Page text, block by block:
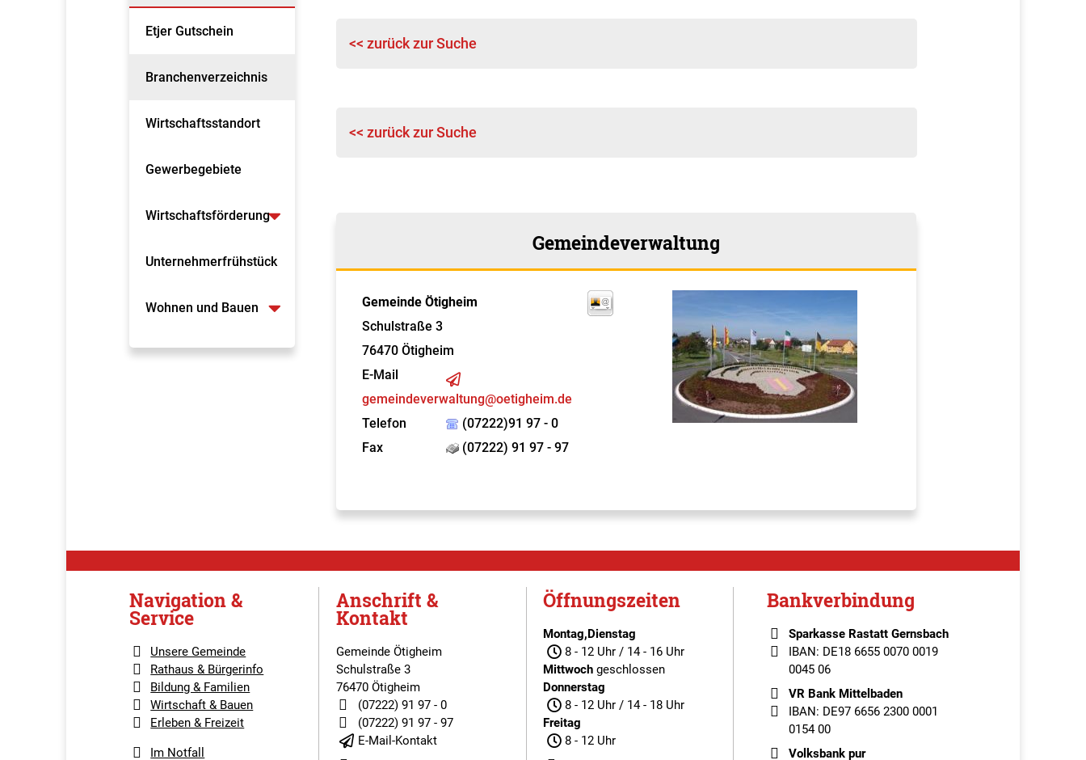
Etjer Gutschein
Branchenverzeichnis
Wirtschaftsstandort
Gewerbegebiete
Wirtschaftsförderung
Unternehmerfrühstück
Wohnen und Bauen
<< zurück zur Suche
<< zurück zur Suche
Gemeindeverwaltung
Gemeinde Ötigheim
Schulstraße 3
76470 Ötigheim
E-Mail
gemeindeverwaltung@oetigheim.de
Telefon
(07222)91 97 - 0
Fax
(07222) 91 97 - 97
Navigation &
Service
Unsere Gemeinde
Rathaus & Bürgerinfo
Bildung & Familien
Wirtschaft & Bauen
Erleben & Freizeit
Im Notfall
Anschrift &
Kontakt
Gemeinde Ötigheim
Schulstraße 3
76470 Ötigheim
(07222) 91 97 - 0
(07222) 91 97 - 97
E-Mail-Kontakt
Öffnungszeiten
Montag,Dienstag
8 - 12 Uhr / 14 - 16 Uhr
Mittwoch geschlossen
Donnerstag
8 - 12 Uhr / 14 - 18 Uhr
Freitag
8 - 12 Uhr
Bankverbindung
Sparkasse Rastatt Gernsbach
IBAN: DE18 6655 0070 0019
0045 06
VR Bank Mittelbaden
IBAN: DE97 6656 2300 0001
0154 00
Volksbank pur